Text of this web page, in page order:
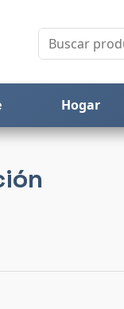
Hogar